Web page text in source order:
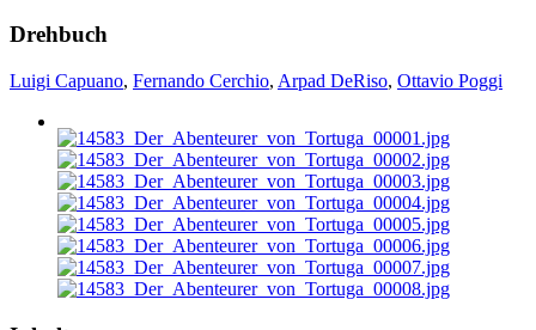
Drehbuch
Luigi Capuano, Fernando Cerchio, Arpad DeRiso, Ottavio Poggi